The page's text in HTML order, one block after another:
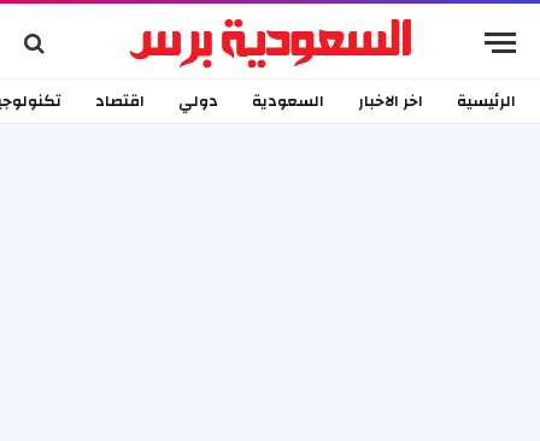
الرئيسية اخر الاخبار السعودية دولي اقتصاد